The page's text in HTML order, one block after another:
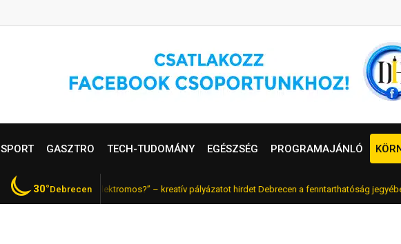
SPORT GASZTRO TECH-TUDOMÁNY EGÉSZSÉG PROGRAMAJÁNLÓ
30°Debrecen
FRISSMiért jó, ha elektromos?” – kreatív pályázatot hirdet Debrecen a fenntarthatóság jegyében